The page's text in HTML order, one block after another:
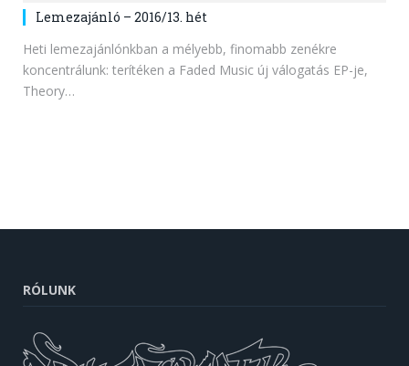
Lemezajánló – 2016/13. hét
Heti lemezajánlónkban a mélyebb, finomabb zenékre
koncentrálunk: terítéken a Faded Music új válogatás EP-je,
Theory…
RÓLUNK